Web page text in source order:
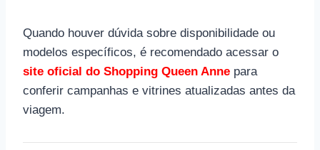
Quando houver dúvida sobre disponibilidade ou
modelos específicos, é recomendado acessar o
site oficial do Shopping Queen Anne para
conferir campanhas e vitrines atualizadas antes da
viagem.